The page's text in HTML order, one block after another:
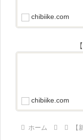
chibiike.com
chibiike.com
ホーム 【